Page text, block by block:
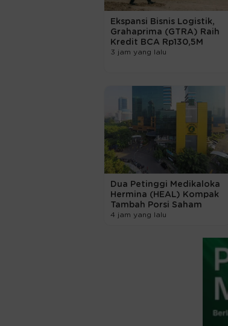
Ekspansi Bisnis Logistik,
Grahaprima (GTRA) Raih
Kredit BCA Rp130,5M
3 jam yang lalu
Dua Petinggi Medikaloka
Hermina (HEAL) Kompak
Tambah Porsi Saham
4 jam yang lalu